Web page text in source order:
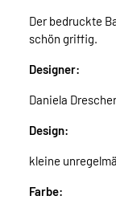
Der bedruckte
schön griffig.
Designer:
Daniela Drescher
Design:
kleine
Farbe: